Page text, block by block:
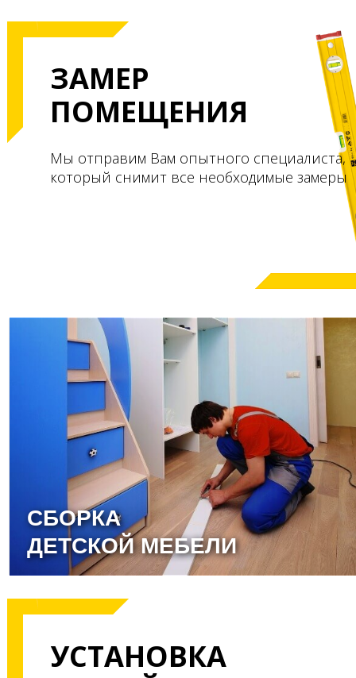
Мы отправим Вам опытного специалиста,
который снимит все необходимые замеры
УСТАНОВКА
СБОРКА
ДЕТСКОЙ МЕБЕЛИ
ЗАМЕР
ПОМЕЩЕНИЯ